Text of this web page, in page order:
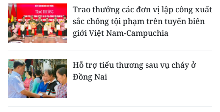
Trao thưởng các đơn vị lập công xuất
sắc chống tội phạm trên tuyến biên
giới Việt Nam-Campuchia
Hỗ trợ tiểu thương sau vụ cháy ở
Đồng Nai